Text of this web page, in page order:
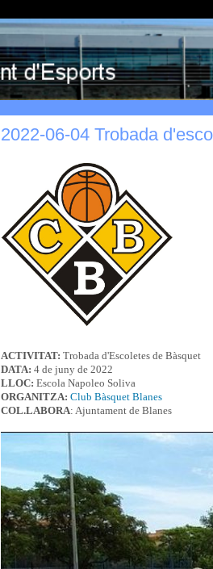
2022-06-04 Trobada
ACTIVITAT: Trobada d'Escoletes de Bàsquet
DATA: 4 de juny de 2022
LLOC: Escola Napoleo Soliva
ORGANITZA: Club Bàsquet Blanes
COL.LABORA: Ajuntament de Blanes